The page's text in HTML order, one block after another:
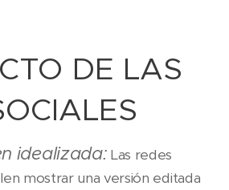
DE LAS
idealizada: Las redes
mostrar una versión editada